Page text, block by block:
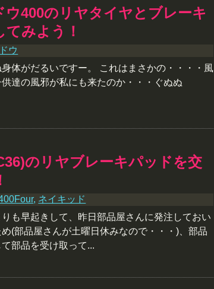
ウ400のリヤタイヤとブレーキ
みよう！
ウ
体がだるいですー。 これはまさかの・・・・風
達の風邪が私にも来たのか・・・ぐぬぬ
のリヤブレーキパッドを交
, ネイキッド
も早起きして、昨日部品屋さんに発注しておい
(部品屋さんが土曜日休みなので・・・)、部品
部品を受け取って...